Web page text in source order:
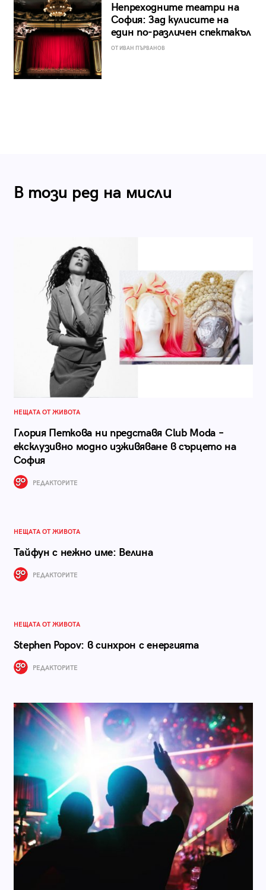
Непреходните театри на
София: Зад кулисите на
един по-различен спектакъл
ОТ ИВАН ПЪРВАНОВ
В този ред на мисли
НЕЩАТА ОТ ЖИВОТА
Глория Петкова ни представя Club Moda –
ексклузивно модно изживяване в сърцето на
София
РЕДАКТОРИТЕ
НЕЩАТА ОТ ЖИВОТА
Тайфун с нежно име: Велина
РЕДАКТОРИТЕ
НЕЩАТА ОТ ЖИВОТА
Stephen Popov: в синхрон с енергията
РЕДАКТОРИТЕ